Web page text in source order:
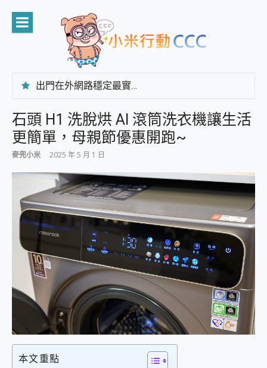
content
出門在外網路穩定最實在 「台灣大哥大」榮獲 4G/5G 在線率全球 NO.3 全台第一與全台六冠王實測心得，走到哪順到哪！
CP 值天花板~ Bongcom BS5 足球君開箱~ 短焦投影機 3千元就能擁有！ 折扣碼在這～
專為 PC上的 XBOX和掌機設計的 FireCuda X1070 SSD 固態硬碟開箱 評測
台灣製攝影機在這裡，100%全無線設計 SpotCam Solo Eco 太陽能防水雲端攝影機 SpotCam Solo 3 2.5K高畫質戶外攝影機 開箱 評測
防窺黑科技 Galaxy S26 Ultra系列保護貼怎麼選？imos AR 低反光玻璃、藍寶石鏡頭貼與軍規防摔殼完整開箱評價
AI 支付 一錶搞定大小事 Xiaomi Watch 5 開箱 評測
超驚艷 讓人一眼就愛上 LENOVO 聯想 Yoga Book 9 14吋 AI輕薄筆電 開箱 評測
美到讓人超想擁有 moto pad 60 系列 與 Moto | Swarovski razr 60 冰藍限定版本 開箱 評測
一鍵修復模糊影片、舊照的 AI 好幫手! VideoProc Converter AI 新版全解析 × 年末優惠，一篇全看懂
小朋友才做選擇 投影機 RGB藍牙音響 氛圍情境燈 我通通都要！ Starfish 2 幻彩膠囊投影機｜結合「 智慧投影 & 煥彩流動 」的沈浸式生活新體驗
外型超吸晴~ 給您絕佳操控體驗 GravaStar Mercury K1 系列 異星機械鍵盤與 Mercury X 系列 輕量無線電競滑鼠 開箱 評測
iPhone 17 系列 有認證的防護來囉！ imos 首家導入 UL MCV 行銷宣告驗證的手機配件品牌
DJI Osmo Pocket 3 爽爽帶回家 歡慶 EaseUS 21 週年到來，「Slogan 海報徵稿活動」好康大放送
小巧好吸不擋鏡頭 有Qi2認證的 ONPRO MagReact MXs2 5000mAh薄型磁吸無線急速行動電源 開箱 評測
會走動的冷暖氣 SONY REON POCKET PRO 穿戴式智慧冷暖調溫裝置 開箱 評測
寶可夢飛人外掛iToolab AnyGo全新升級，GO Fest 五折優惠嗨翻天！支援 iOS/Android！
石頭 H1 洗脫烘 AI 滾筒洗衣機讓生活
更簡單，母親節優惠開跑~
麥兜小米 2025 年 5 月 1 日
本文重點